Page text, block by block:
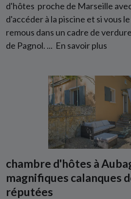
d'hôtes proche de Marseille
d'accéder à la piscine et si vous
remous dans un cadre de
de Pagnol. ... En savoir plus
chambre d'hôtes à
magnifiques calanques
réputées